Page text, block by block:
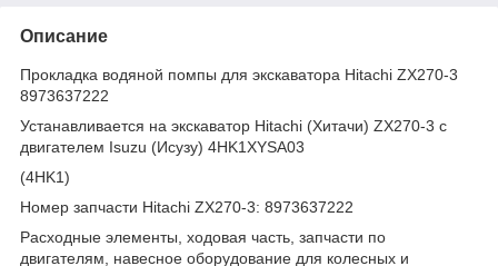
Описание
Прокладка водяной помпы для экскаватора Hitachi ZX270-3
8973637222
Устанавливается на экскаватор Hitachi (Хитачи) ZX270-3 с
двигателем Isuzu (Исузу) 4HK1XYSA03
(4HK1)
Номер запчасти Hitachi ZX270-3: 8973637222
Расходные элементы, ходовая часть, запчасти по
двигателям, навесное оборудование для колесных и